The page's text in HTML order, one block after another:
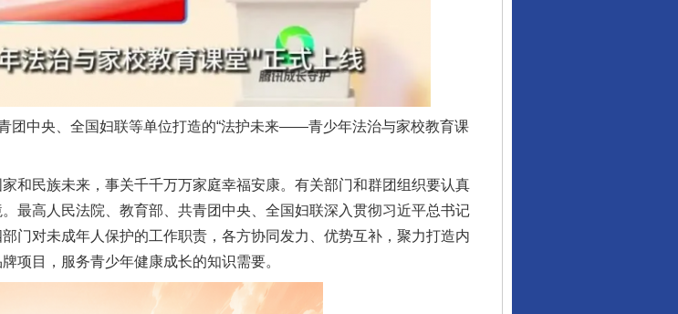
中央、全国妇联等单位打造的“法护未来——青少年法治与家校教育课
民族未来，事关千千万万家庭幸福安康。有关部门和群团组织要认真
最高人民法院、教育部、共青团中央、全国妇联深入贯彻习近平总书记
门对未成年人保护的工作职责，各方协同发力、优势互补，聚力打造内
项目，服务青少年健康成长的知识需要。